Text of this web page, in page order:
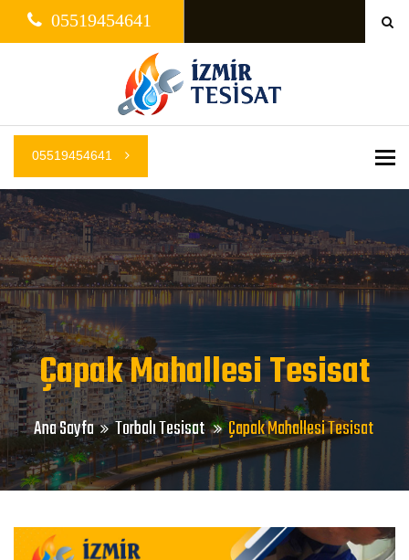
05519454641
05519454641
Çapak Mahallesi Tesisat
Ana Sayfa Torbalı Tesisat Çapak Mahallesi Tesisat